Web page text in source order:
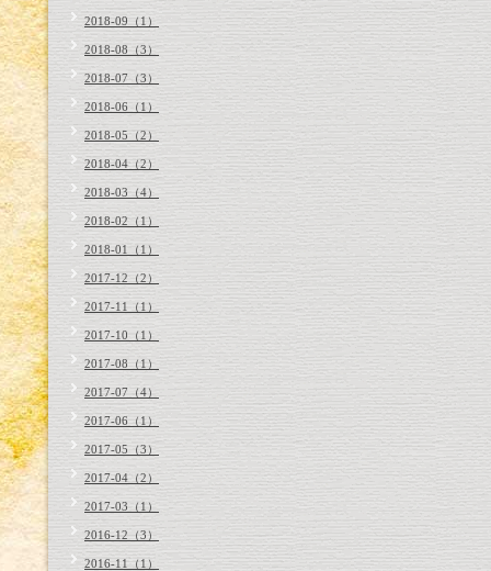
2018-09（1）
2018-08（3）
2018-07（3）
2018-06（1）
2018-05（2）
2018-04（2）
2018-03（4）
2018-02（1）
2018-01（1）
2017-12（2）
2017-11（1）
2017-10（1）
2017-08（1）
2017-07（4）
2017-06（1）
2017-05（3）
2017-04（2）
2017-03（1）
2016-12（3）
2016-11（1）